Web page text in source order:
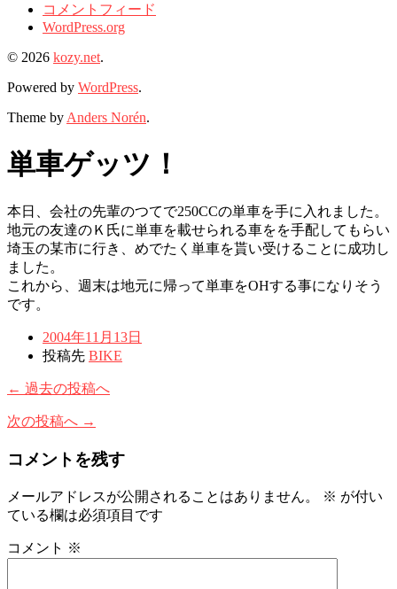
コメントフィード
WordPress.org
© 2026 kozy.net.
Powered by WordPress.
Theme by Anders Norén.
単車ゲッツ！
本日、会社の先輩のつてで250CCの単車を手に入れました。
地元の友達のＫ氏に単車を載せられる車をを手配してもらい
埼玉の某市に行き、めでたく単車を貰い受けることに成功し
ました。
これから、週末は地元に帰って単車をOHする事になりそう
です。
2004年11月13日
投稿先 BIKE
← 過去の投稿へ
次の投稿へ →
コメントを残す
メールアドレスが公開されることはありません。 ※ が付い
ている欄は必須項目です
コメント ※